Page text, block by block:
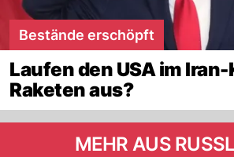
Bestände erschöpft
Laufen den USA im
Raketen aus?
MEHR AUS